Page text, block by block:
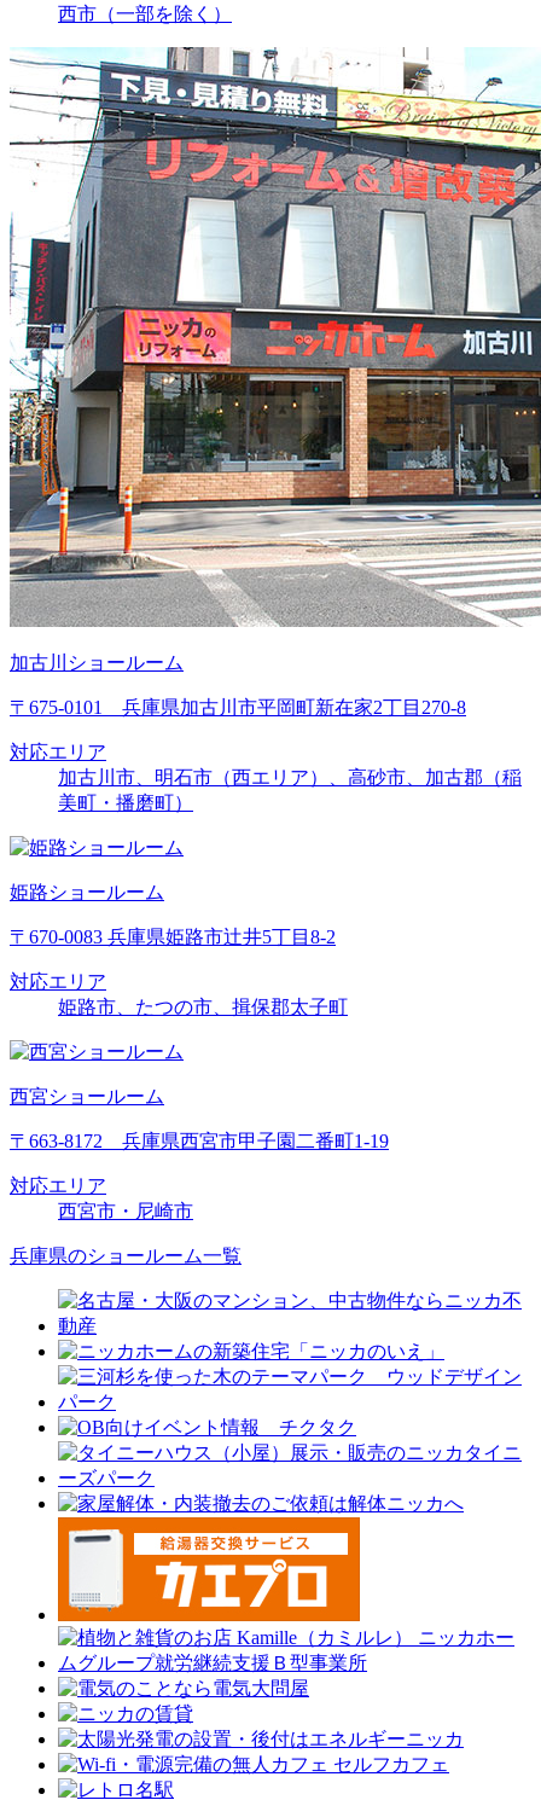
西市（一部を除く）
加古川ショールーム
〒675-0101 兵庫県加古川市平岡町新在家2丁目270-8
対応エリア
加古川市、明石市（西エリア）、高砂市、加古郡（稲
美町・播磨町）
姫路ショールーム
〒670-0083 兵庫県姫路市辻井5丁目8-2
対応エリア
姫路市、たつの市、揖保郡太子町
西宮ショールーム
〒663-8172 兵庫県西宮市甲子園二番町1-19
対応エリア
西宮市・尼崎市
兵庫県のショールーム一覧